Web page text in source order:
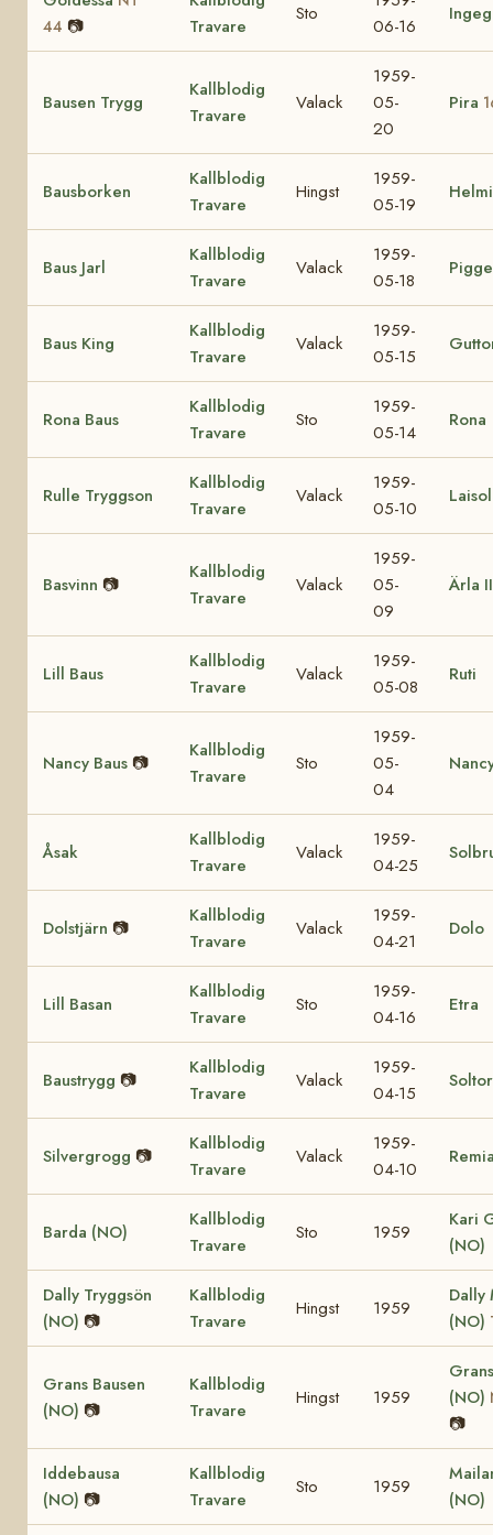
44 📷
Travare
Sto
06-16
Bausen Trygg
Kallblodig
Travare
Valack
1959-
05-
20
Pira
Bausborken
Kallblodig
Travare
Hingst
1959-
05-19
Baus Jarl
Kallblodig
Travare
Valack
1959-
05-18
Baus King
Kallblodig
Travare
Valack
1959-
05-15
Rona Baus
Kallblodig
Travare
Sto
1959-
05-14
Rona
Rulle Tryggson
Kallblodig
Travare
Valack
1959-
05-10
Basvinn 📷
Kallblodig
Travare
Valack
1959-
05-
09
Ärla II
Lill Baus
Kallblodig
Travare
Valack
1959-
05-08
Ruti
Nancy Baus 📷
Kallblodig
Travare
Sto
1959-
05-
04
Åsak
Kallblodig
Travare
Valack
1959-
04-25
Dolstjärn 📷
Kallblodig
Travare
Valack
1959-
04-21
Dolo
Lill Basan
Kallblodig
Travare
Sto
1959-
04-16
Etra
Baustrygg 📷
Kallblodig
Travare
Valack
1959-
04-15
Silvergrogg 📷
Kallblodig
Travare
Valack
1959-
04-10
Barda (NO)
Kallblodig
Travare
Sto 1959
Kari
(NO)
Dally Tryggsön
(NO) 📷
Kallblodig
Travare
Hingst 1959
Dally
(NO)
Grans Bausen
(NO) 📷
Kallblodig
Travare
Hingst 1959
(NO)
📷
Iddebausa
(NO) 📷
Kallblodig
Travare
Sto 1959
(NO)